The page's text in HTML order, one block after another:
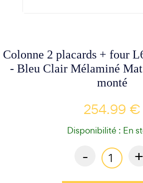
Colonne 2 placards + four
- Bleu Clair Mélaminé
monté
254.99 €
Disponibilité : En
- +